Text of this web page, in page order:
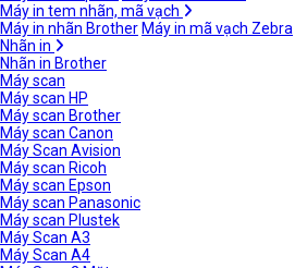
Máy in tem nhãn, mã vạch
Máy in nhãn Brother Máy in mã vạch Zebra
Nhãn in
Nhãn in Brother
Máy scan
Máy scan HP
Máy scan Brother
Máy scan Canon
Máy Scan Avision
Máy scan Ricoh
Máy scan Epson
Máy scan Panasonic
Máy scan Plustek
Máy Scan A3
Máy Scan A4